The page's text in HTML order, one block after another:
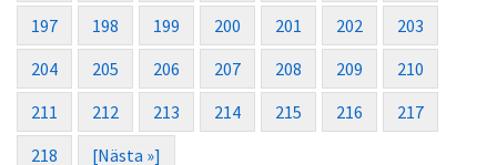
197
198 199 200 201 202
203
204
205 206 207 208 209
210
211
212 213 214 215 216
217
218
[Nästa »]